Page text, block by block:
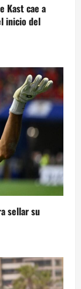
Kast cae a
inicio del
sellar su